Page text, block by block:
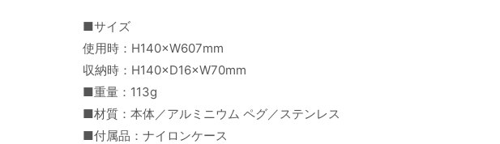
■サイズ
使用時：H140×W607mm
収納時：H140×D16×W70mm
■重量：113g
■材質：本体／アルミニウム ペグ／ステンレス
■付属品：ナイロンケース